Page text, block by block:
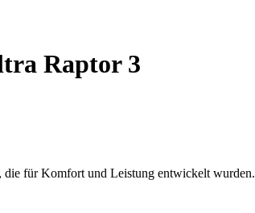
Raptor 3
die für Komfort und Leistung entwickelt wurden.